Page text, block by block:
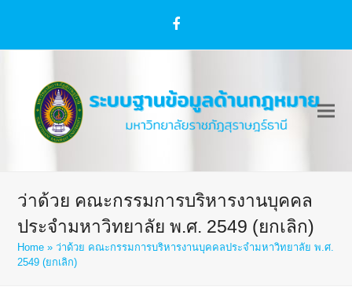
Facebook
ว่าด้วย คณะกรรมการบริหารงานบุคคล
ประจำมหาวิทยาลัย พ.ศ. 2549 (ยกเลิก)
Home »ว่าด้วย คณะกรรมการบริหารงานบุคคลประจำมหาวิทยาลัย พ.ศ.
2549 (ยกเลิก)